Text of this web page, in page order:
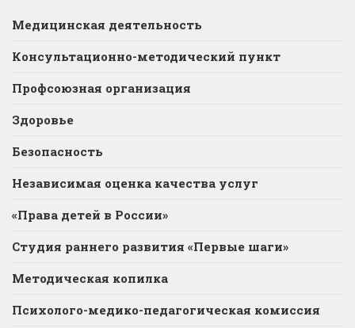
Медицинская деятельность
Консультационно-методический пункт
Профсоюзная организация
Здоровье
Безопасность
Независимая оценка качества услуг
«Права детей в России»
Студия раннего развития «Первые шаги»
Методическая копилка
Психолого-медико-педагогическая комиссия